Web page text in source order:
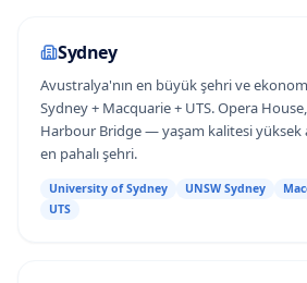
Sydney
Avustralya'nın en büyük şehri ve
Sydney + Macquarie + UTS. Opera
Harbour Bridge — yaşam kalitesi yüksek
en pahalı şehri.
University of Sydney UNSW Sydney
UTS